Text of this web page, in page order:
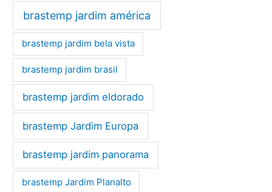
brastemp jardim américa
brastemp jardim bela vista
brastemp jardim brasil
brastemp jardim eldorado
brastemp Jardim Europa
brastemp jardim panorama
brastemp Jardim Planalto